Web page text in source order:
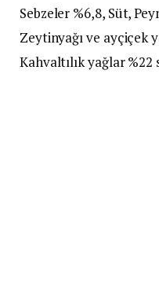
Sebzeler %6,8, Süt,
Zeytinyağı ve ayçiçek
Kahvaltılık yağlar